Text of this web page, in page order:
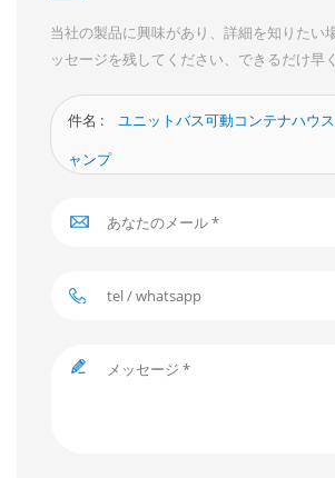
当社の製品に興味があり、詳細を知りたい
ッセージを残してください、できるだけ早
件名 :
ユニットバス可動コンテナハウ
ャンプ